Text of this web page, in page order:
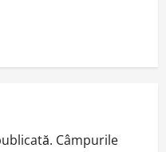
Câmpurile